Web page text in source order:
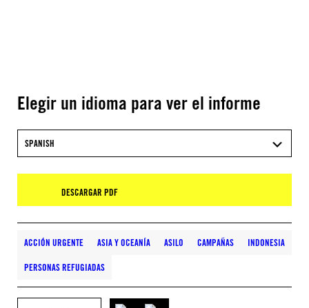
Elegir un idioma para ver el informe
SPANISH
DESCARGAR PDF
ACCIÓN URGENTE ASIA Y OCEANÍA ASILO CAMPAÑAS INDONESIA
PERSONAS REFUGIADAS